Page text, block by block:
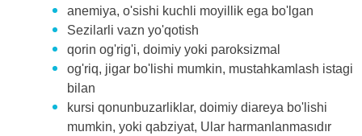
anemiya, o'sishi kuchli moyillik ega bo'lgan
Sezilarli vazn yo'qotish
qorin og'rig'i, doimiy yoki paroksizmal
og'riq, jigar bo'lishi mumkin, mustahkamlash istagi
bilan
kursi qonunbuzarliklar, doimiy diareya bo'lishi
mumkin, yoki qabziyat, Ular harmanlanmasıdır